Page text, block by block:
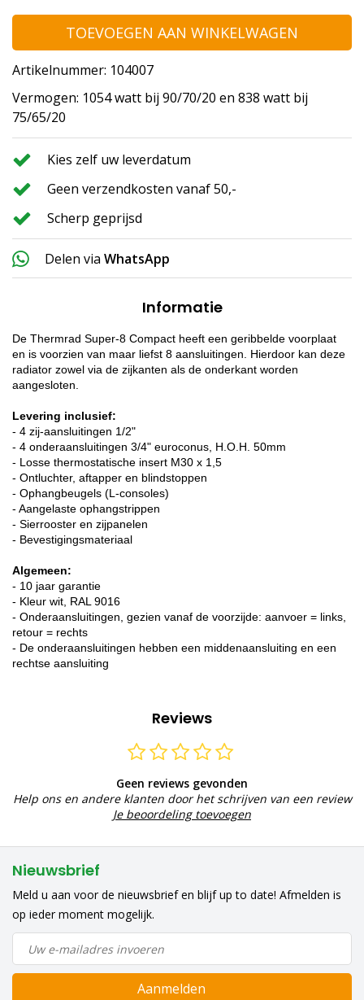
TOEVOEGEN AAN WINKELWAGEN
Artikelnummer: 104007
Vermogen: 1054 watt bij 90/70/20 en 838 watt bij
75/65/20
Kies zelf uw leverdatum
Geen verzendkosten vanaf 50,-
Scherp geprijsd
Delen via WhatsApp
Informatie
De Thermrad Super-8 Compact heeft een geribbelde voorplaat
en is voorzien van maar liefst 8 aansluitingen. Hierdoor kan deze
radiator zowel via de zijkanten als de onderkant worden
aangesloten.
Levering inclusief:
- 4 zij-aansluitingen 1/2"
- 4 onderaansluitingen 3/4" euroconus, H.O.H. 50mm
- Losse thermostatische insert M30 x 1,5
- Ontluchter, aftapper en blindstoppen
- Ophangbeugels (L-consoles)
- Aangelaste ophangstrippen
- Sierrooster en zijpanelen
- Bevestigingsmateriaal
Algemeen:
- 10 jaar garantie
- Kleur wit, RAL 9016
- Onderaansluitingen, gezien vanaf de voorzijde: aanvoer = links,
retour = rechts
- De onderaansluitingen hebben een middenaansluiting en een
rechtse aansluiting
Reviews
Geen reviews gevonden
Help ons en andere klanten door het schrijven van een review
Je beoordeling toevoegen
Nieuwsbrief
Meld u aan voor de nieuwsbrief en blijf up to date! Afmelden is
op ieder moment mogelijk.
Aanmelden